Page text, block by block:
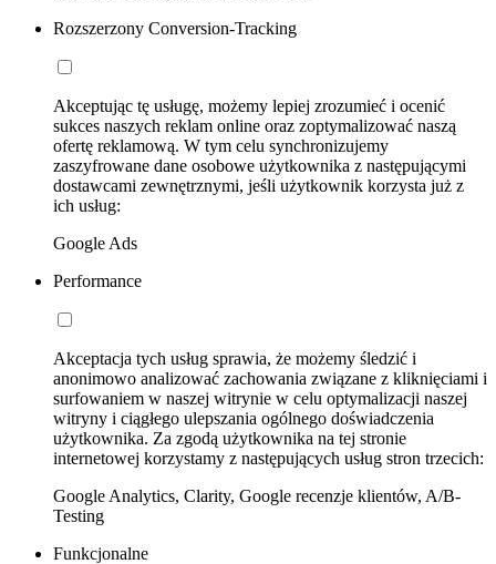
Rozszerzony Conversion-Tracking
Akceptując tę usługę, możemy lepiej zrozumieć i ocenić
sukces naszych reklam online oraz zoptymalizować naszą
ofertę reklamową. W tym celu synchronizujemy
zaszyfrowane dane osobowe użytkownika z następującymi
dostawcami zewnętrznymi, jeśli użytkownik korzysta już z
ich usług:
Google Ads
Performance
Akceptacja tych usług sprawia, że możemy śledzić i
anonimowo analizować zachowania związane z kliknięciami i
surfowaniem w naszej witrynie w celu optymalizacji naszej
witryny i ciągłego ulepszania ogólnego doświadczenia
użytkownika. Za zgodą użytkownika na tej stronie
internetowej korzystamy z następujących usług stron trzecich:
Google Analytics, Clarity, Google recenzje klientów, A/B-
Testing
Funkcjonalne